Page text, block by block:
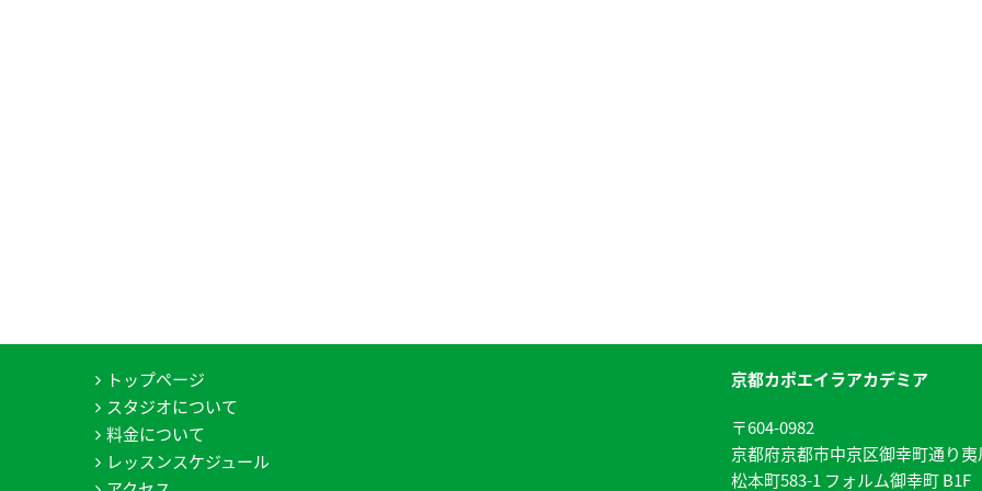
トップページ
スタジオについて
料金について
レッスンスケジュール
京都カポエイラアカデミア
〒604-0982
京都府京都市中京区御幸町通り
松本町583-1 フォルム御幸町 B1F